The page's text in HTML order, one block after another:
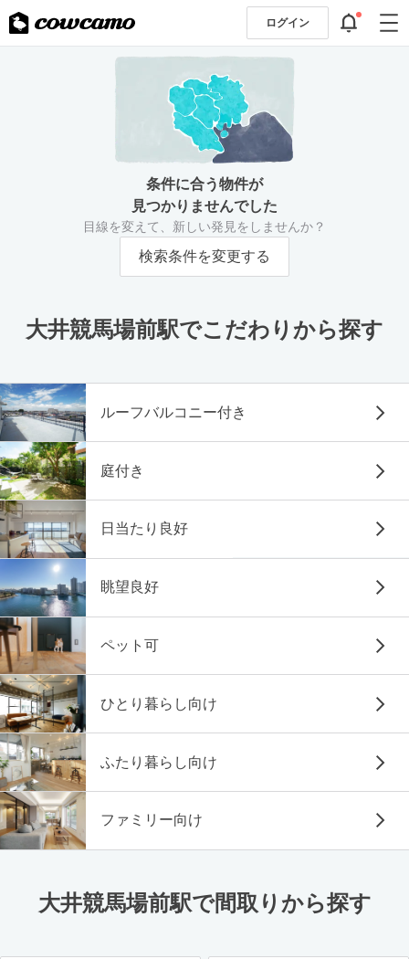
ログイン
条件に合う物件が
見つかりませんでした
目線を変えて、新しい発見をしませんか？
検索条件を変更する
大井競馬場前駅でこだわりから探す
ルーフバルコニー付き
庭付き
日当たり良好
眺望良好
ペット可
ひとり暮らし向け
ふたり暮らし向け
ファミリー向け
大井競馬場前駅で間取りから探す